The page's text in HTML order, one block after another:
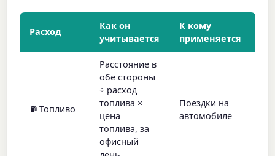
Расход
Как он
учитывается
К кому
применяется
⛽ Топливо
Расстояние в
обе стороны
÷ расход
топлива ×
цена
топлива, за
офисный
Поездки на
автомобиле